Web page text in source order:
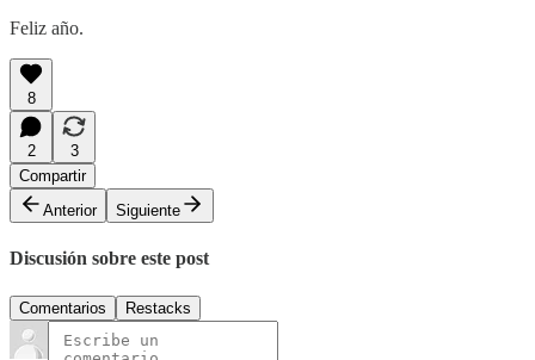
Feliz año.
8
2
3
Compartir
Anterior
Siguiente
Discusión sobre este post
Comentarios Restacks